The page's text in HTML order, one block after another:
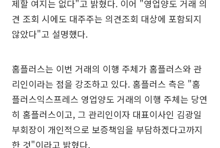
제할 여지는 없다"고 밝혔다. 이어 "영업양도 거래 의
견 조회 시에도 대주주는 의견조회 대상에 포함되지
않았다"고 설명했다.
홈플러스는 이번 거래의 이행 주체가 홈플러스와 관
리인이라는 점을 강조하고 있다. 홈플러스 측은 "홈
플러스익스프레스 영업양도 거래의 이행 주체는 당연
히 홈플러스이고, 그 관리인이자 대표이사인 김광일
부회장이 개인적으로 보증책임을 부담하겠다고까지
한 것"이라고 밝혔다.